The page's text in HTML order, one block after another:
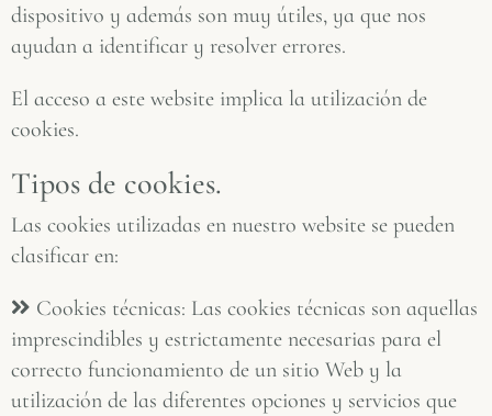
dispositivo y además son muy útiles, ya que nos
ayudan a identificar y resolver errores.
El acceso a este website implica la utilización de
cookies.
Tipos de cookies.
Las cookies utilizadas en nuestro website se pueden
clasificar en:
Cookies técnicas: Las cookies técnicas son aquellas
imprescindibles y estrictamente necesarias para el
correcto funcionamiento de un sitio Web y la
utilización de las diferentes opciones y servicios que